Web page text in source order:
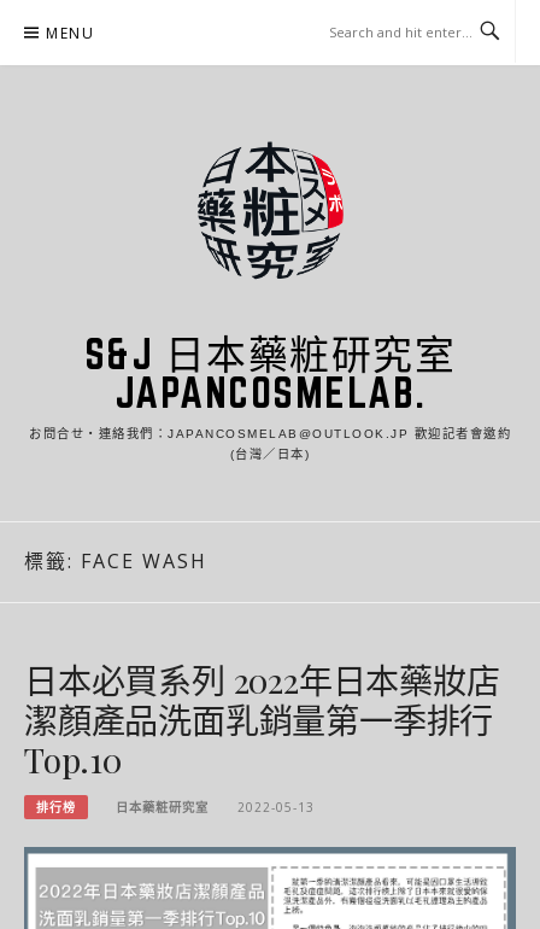
content
MENU
S&J 日本藥粧研究室
JAPANCOSMELAB.
お問合せ・連絡我們：JAPANCOSMELAB@OUTLOOK.JP 歡迎記者會邀約
(台灣／日本)
標籤: FACE WASH
日本必買系列 2022年日本藥妝店
潔顏產品洗面乳銷量第一季排行
Top.10
排行榜 日本藥粧研究室 2022-05-13